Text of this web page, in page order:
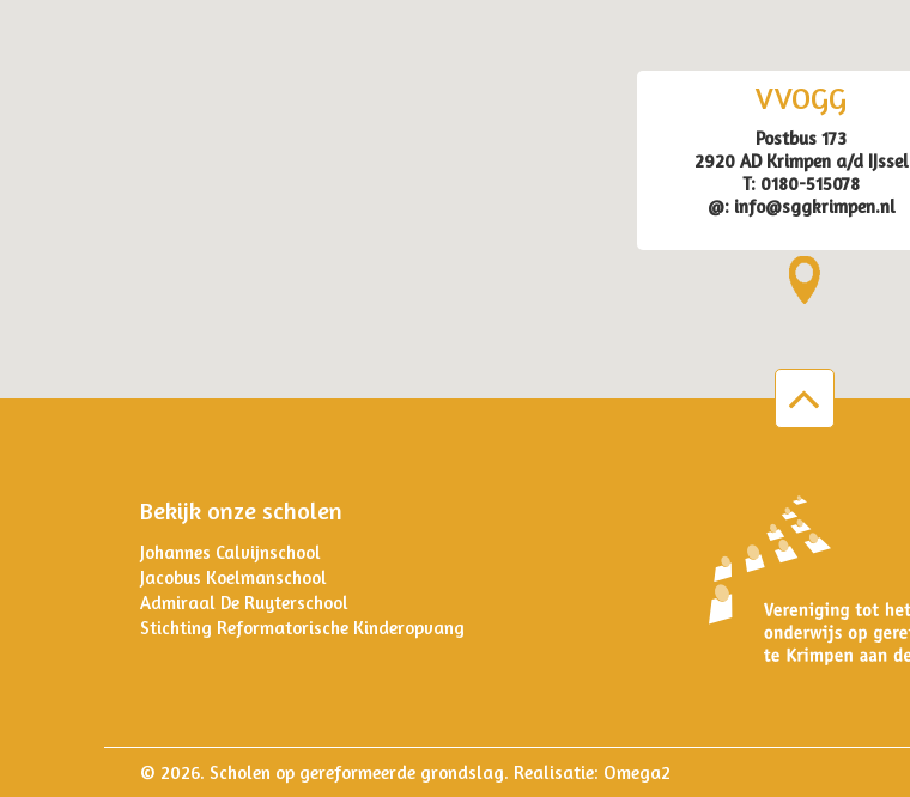
VVOGG
Postbus 173
2920 AD Krimpen a/d IJssel
T: 0180-515078
@: info@sggkrimpen.nl
Bekijk onze scholen
Johannes Calvijnschool
Jacobus Koelmanschool
Admiraal De Ruyterschool
Stichting Reformatorische Kinderopvang
© 2026. Scholen op gereformeerde grondslag. Realisatie: Omega2